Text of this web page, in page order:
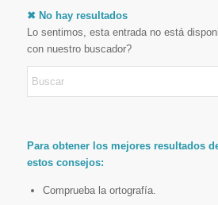
✖ No hay resultados
Lo sentimos, esta entrada no está
con nuestro buscador?
Para obtener los mejores resultados
estos consejos:
Comprueba la ortografía.